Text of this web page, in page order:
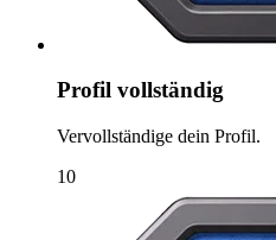
Profil vollständig
Vervollständige dein Profil.
10